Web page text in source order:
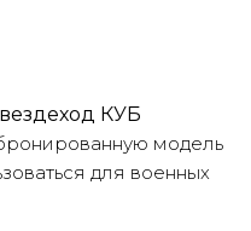
КУБ
модель
для военных